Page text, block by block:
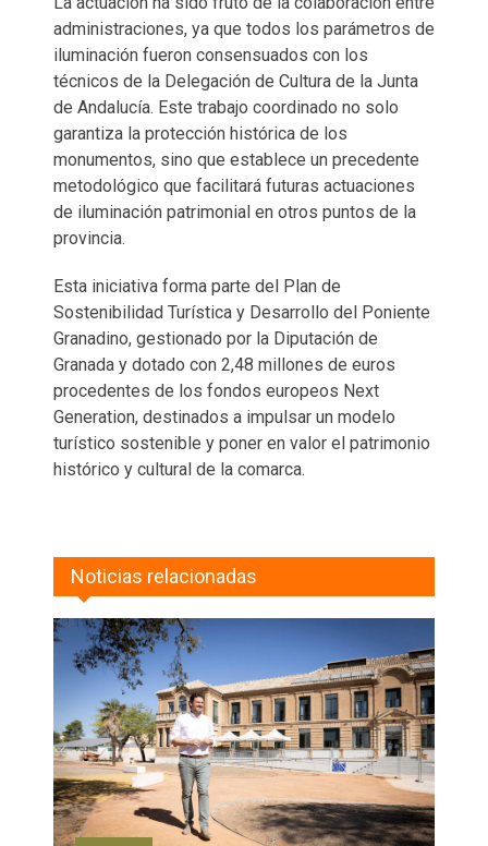
administraciones, ya que todos los parámetros de
iluminación fueron consensuados con los
técnicos de la Delegación de Cultura de la Junta
de Andalucía. Este trabajo coordinado no solo
garantiza la protección histórica de los
monumentos, sino que establece un precedente
metodológico que facilitará futuras actuaciones
de iluminación patrimonial en otros puntos de la
provincia.
Esta iniciativa forma parte del Plan de
Sostenibilidad Turística y Desarrollo del Poniente
Granadino, gestionado por la Diputación de
Granada y dotado con 2,48 millones de euros
procedentes de los fondos europeos Next
Generation, destinados a impulsar un modelo
turístico sostenible y poner en valor el patrimonio
histórico y cultural de la comarca.
Noticias relacionadas